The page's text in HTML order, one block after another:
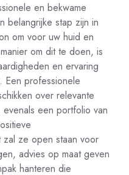
en bekwame
belangrijke stap zijn in
om voor uw huid en
om dit te doen, is
en ervaring
Een professionele
over relevante
een portfolio van
ze open staan voor
advies op maat geven
hanteren die